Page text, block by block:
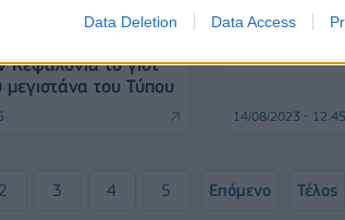
Data Deletion Data Access
Κεφαλονιά το γιοτ
του Τύπου
Σε ύφεση η
Κεφαλονιά -
14/08/2023 - 12:45
2 3 4 5 Επόμενο Τέλος